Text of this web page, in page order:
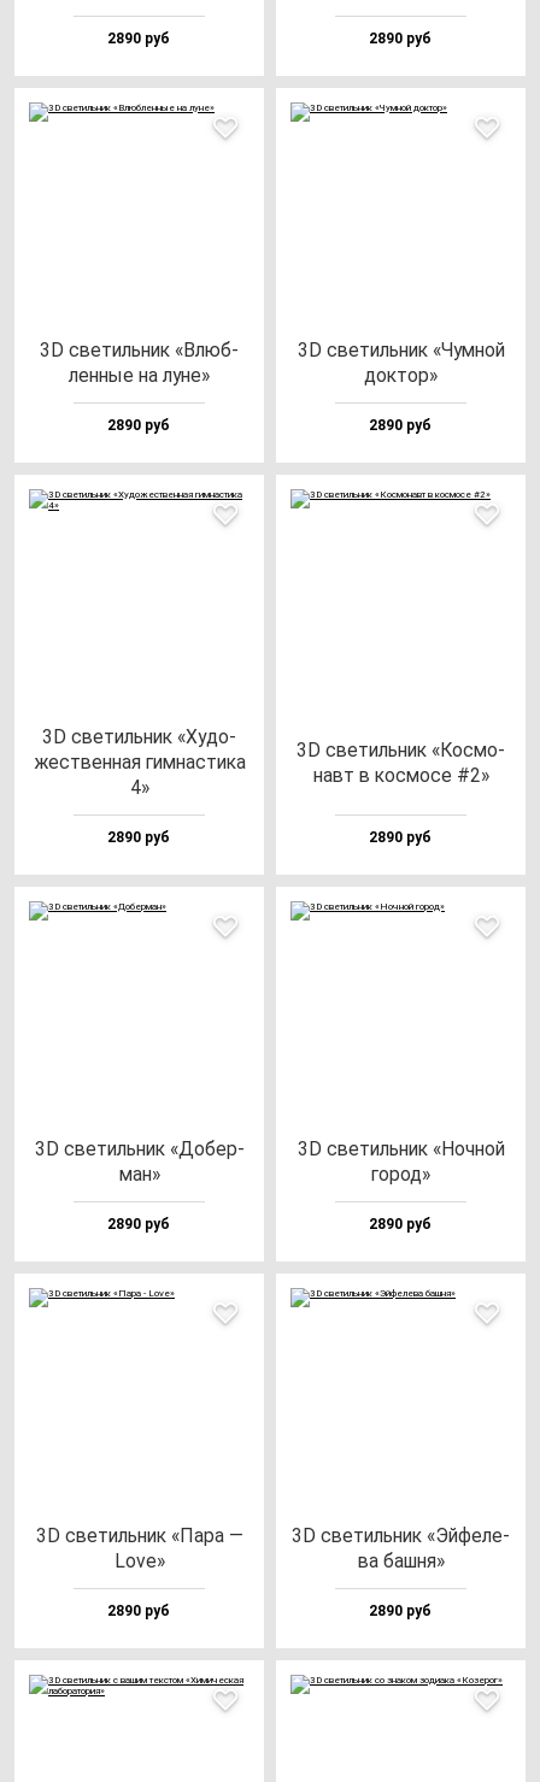
2890 руб 2890 руб
3D све­тиль­ник «Влюб­
лен­ные на лу­не»
2890 руб
3D све­тиль­ник «Чум­ной
док­тор»
2890 руб
3D све­тиль­ник «Худо­
жес­твен­ная гим­нас­ти­ка
4»
2890 руб
3D све­тиль­ник «Кос­мо­
навт в кос­мо­се #2»
2890 руб
3D све­тиль­ник «Добер­
ман»
2890 руб
3D све­тиль­ник «Ноч­ной
го­род»
2890 руб
3D све­тиль­ник «Пара —
Love»
2890 руб
3D све­тиль­ник «Эй­фе­ле­
ва баш­ня»
2890 руб